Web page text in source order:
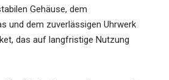
Gehäuse, dem
und dem zuverlässigen Uhrwerk
das auf langfristige Nutzung